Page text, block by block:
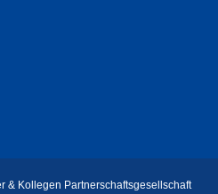
& Kollegen Partnerschaftsgesellschaft